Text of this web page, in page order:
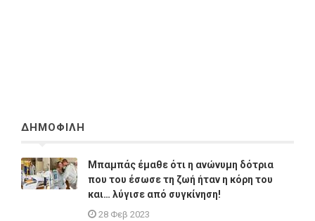
ΔΗΜΟΦΙΛΗ
Μπαμπάς έμαθε ότι η ανώνυμη δότρια
που του έσωσε τη ζωή ήταν η κόρη του
και… λύγισε από συγκίνηση!
28 Φεβ 2023